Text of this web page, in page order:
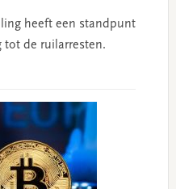
heeft een standpunt
tot de ruilarresten.